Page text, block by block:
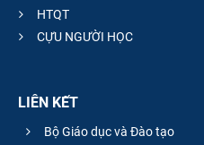
HTQT
CỰU NGƯỜI HỌC
LIÊN KẾT
Bộ Giáo dục và Đào tạo